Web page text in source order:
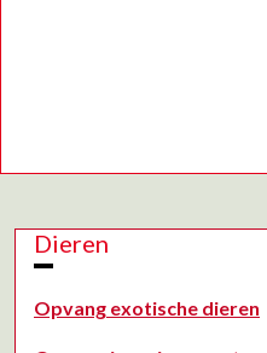
Dieren
Opvang exotische dieren